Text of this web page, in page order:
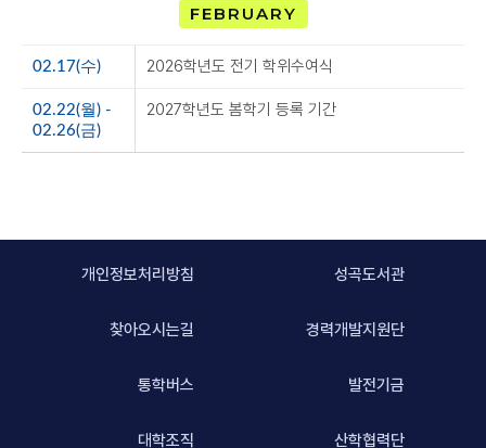
FEBRUARY
02.17(수) 2026학년도 전기 학위수여식
02.22(월) -
02.26(금)
2027학년도 봄학기 등록 기간
개인정보처리방침 성곡도서관
찾아오시는길 경력개발지원단
통학버스 발전기금
대학조직 산학협력단